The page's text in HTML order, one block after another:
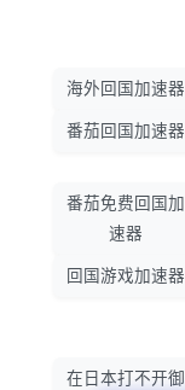
海外回国加速器
番茄回国加速器
番茄免费回国加
速器
回国游戏加速器
在日本打不开御